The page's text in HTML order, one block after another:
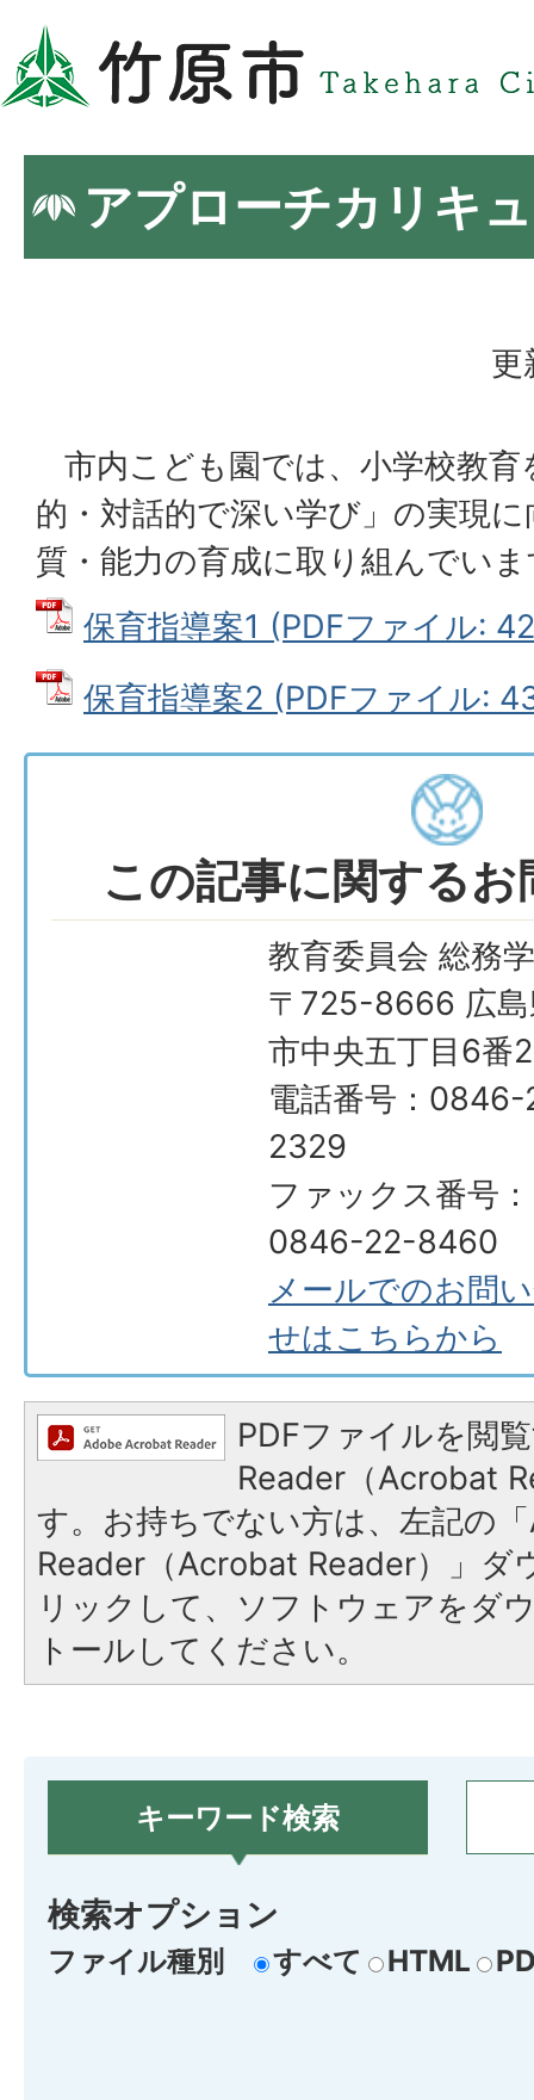
アプローチカリキ
更
市内こども園では、小学校教育
的・対話的で深い学び」の実現
質・能力の育成に取り組んでい
保育指導案1 (PDFファイル:
保育指導案2 (PDFファイル:
この記事に関する
教育委員会 総務
〒725-8666 広島
市中央五丁目6番
電話番号：
2329
ファックス番号：
0846-22-8460
メールでのお問
せはこちらから
PDFファイルを閲
Reader（Acrobat
す。お持ちでない方は、左記の
Reader（Acrobat Reader）」ダ
リックして、ソフトウェアをダ
トールしてください。
キーワード検索
検索オプション
ファイル種別 すべて HTML